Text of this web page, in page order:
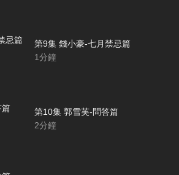
第9集 錢小豪-七月禁忌篇
1分鐘
第10集 郭雪芙-問答篇
2分鐘